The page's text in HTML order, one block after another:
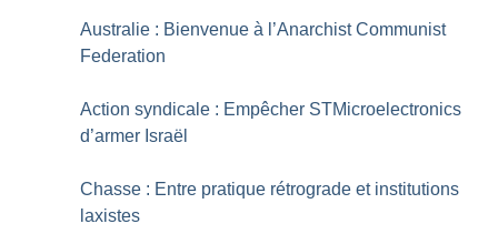
Australie : Bienvenue à l’Anarchist Communist
Federation
Action syndicale : Empêcher STMicroelectronics
d’armer Israël
Chasse : Entre pratique rétrograde et institutions
laxistes